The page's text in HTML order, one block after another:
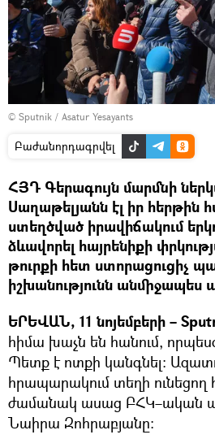
© Sputnik / Asatur Yesayants
Բաժանորդագրվել
ՀՅԴ Գերագույն մարմնի
Սաղաթելյանն էլ իր հերթին
ստեղծված իրավիճակում
ձևավորել հայրենիքի
թուրքի հետ ստորացուցիչ
իշխանությունն անմիջապես
ԵՐԵՎԱՆ, 11 նոյեմբերի –
հիմա խաչն են հանում,
Պետք է ոտքի կանգնել։
հրապարակում տեղի
ժամանակ ասաց ԲՀԿ–ական
Նաիրա Զոհրաբյանը։